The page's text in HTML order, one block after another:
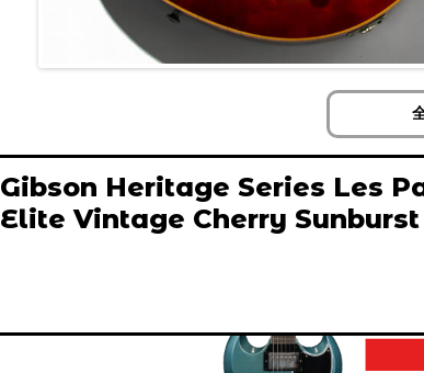
Gibson Heritage Series Les
Elite Vintage Cherry Sunburst